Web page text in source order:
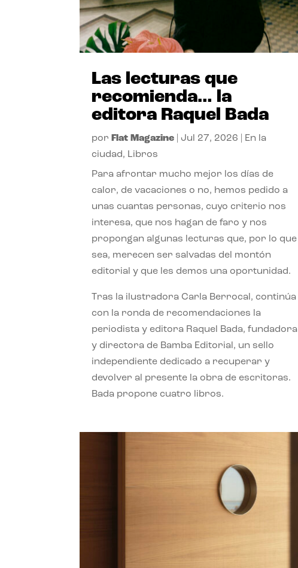
Las lecturas que
recomienda… la
editora Raquel Bada
por Flat Magazine Jul 27, 2026
En la
ciudad, Libros
Para afrontar mucho mejor los días de
calor, de vacaciones o no, hemos pedido a
unas cuantas personas, cuyo criterio nos
interesa, que nos hagan de faro y nos
propongan algunas lecturas que, por lo que
sea, merecen ser salvadas del montón
editorial y que les demos una oportunidad.
Tras la ilustradora Carla Berrocal, continúa
con la ronda de recomendaciones la
periodista y editora Raquel Bada, fundadora
y directora de Bamba Editorial, un sello
independiente dedicado a recuperar y
devolver al presente la obra de escritoras.
Bada propone cuatro libros.